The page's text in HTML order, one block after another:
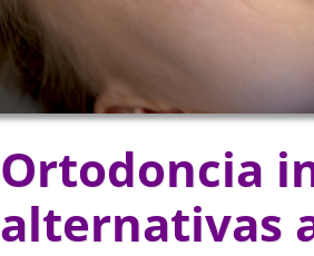
Ortodoncia
alternativas